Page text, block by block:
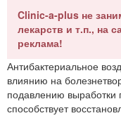
Clinic-a-plus не
лекарств и т.п., на
реклама!
Антибактериальное
влиянию на
подавлению выработки
способствует